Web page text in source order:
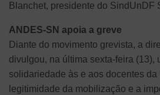
Blanchet, presidente do SindUnDF
ANDES-SN apoia a greve
Diante do movimento grevista, a
divulgou, na última sexta-feira (13),
solidariedade às e aos docentes da
legitimidade da mobilização e a